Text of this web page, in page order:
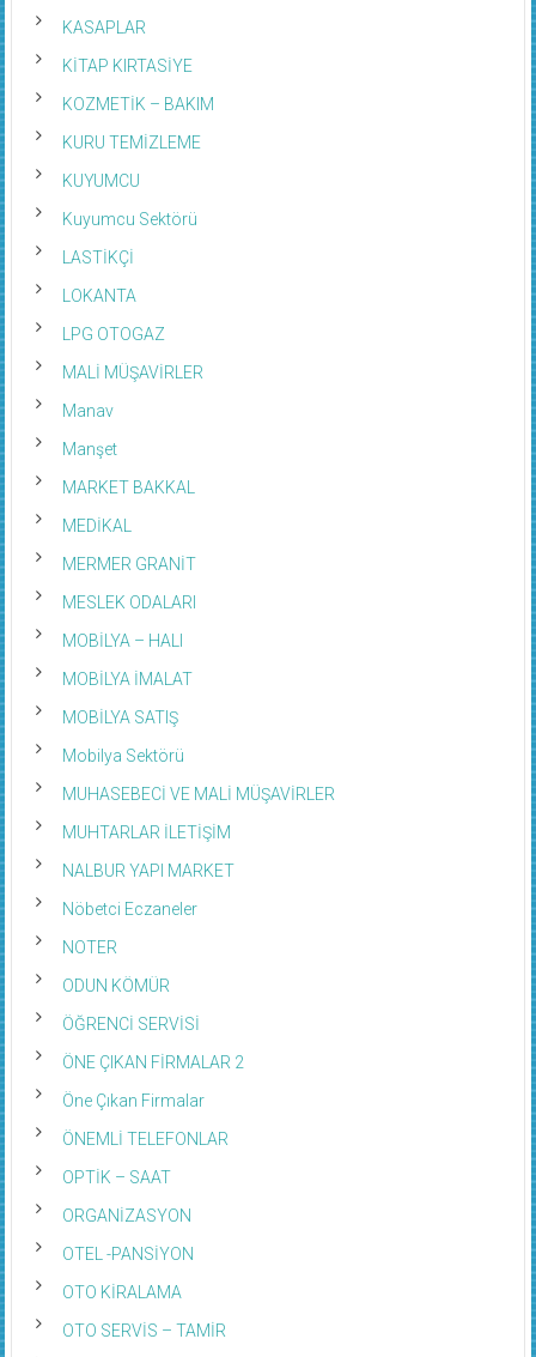
KASAPLAR
KİTAP KIRTASİYE
KOZMETİK – BAKIM
KURU TEMİZLEME
KUYUMCU
Kuyumcu Sektörü
LASTİKÇİ
LOKANTA
LPG OTOGAZ
MALİ MÜŞAVİRLER
Manav
Manşet
MARKET BAKKAL
MEDİKAL
MERMER GRANİT
MESLEK ODALARI
MOBİLYA – HALI
MOBİLYA İMALAT
MOBİLYA SATIŞ
Mobilya Sektörü
MUHASEBECİ VE MALİ MÜŞAVİRLER
MUHTARLAR İLETİŞİM
NALBUR YAPI MARKET
Nöbetci Eczaneler
NOTER
ODUN KÖMÜR
ÖĞRENCİ SERVİSİ
ÖNE ÇIKAN FİRMALAR 2
Öne Çıkan Firmalar
ÖNEMLİ TELEFONLAR
OPTİK – SAAT
ORGANİZASYON
OTEL -PANSİYON
OTO KİRALAMA
OTO SERVİS – TAMİR